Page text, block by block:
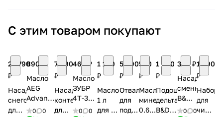
С этим товаром покупают
22 790
₽
Насадка-
снегоуборщик
для
890 ₽
Масло
AEG
Advance
SAE
0
0
7 990
₽
Насадка-
контенер
для
460 ₽
Масло
ЗУБР
4Т-30
EXTRA,
0
0
1 190
₽
Масло
1 л
для 4-
5 490
₽
Отвал
для
подметальной
540
₽
Масло
минеральное
0.6
1 060
₽
Подошва
дельтавидная
B&D с
396 ₽
Насадки
сменные
B&D
для
0
0
1 590
₽
Набор
для
чистки